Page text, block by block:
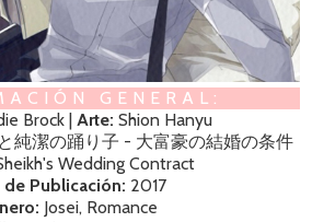
GENERAL:
Brock | Arte: Shion Hanyu
純潔の踊り子 - 大富豪の結婚の条件
Wedding Contract
Publicación: 2017
Josei, Romance